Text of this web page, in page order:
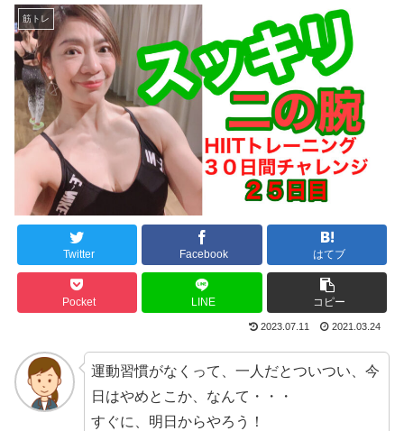
筋トレ
Twitter Facebook はてブ
Pocket LINE コピー
2023.07.11 2021.03.24
運動習慣がなくって、一人だとついつい、今
日はやめとこか、なんて・・・
すぐに、明日からやろう！